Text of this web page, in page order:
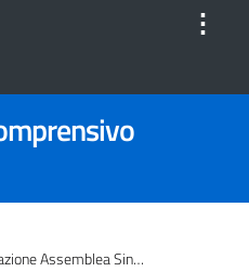
⋮
Sindacale Nazionale Personale ATA 09-12-2021